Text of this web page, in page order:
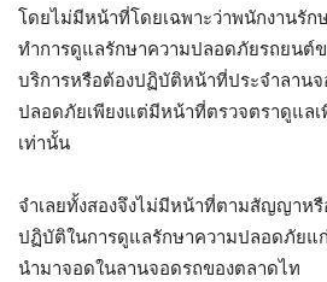
โดยไม่มีหน้าที่โดยเฉพาะว่าพนักงานรั
ทำการดูแลรักษาความปลอดภัยรถยนต์
บริการหรือต้องปฏิบัติหน้าที่ประจำลาน
ปลอดภัยเพียงแต่มีหน้าที่ตรวจตราดูแลเ
เท่านั้น
จำเลยทั้งสองจึงไม่มีหน้าที่ตามสัญญาห
ปฏิบัติในการดูแลรักษาความปลอดภัยแ
นำมาจอดในลานจอดรถของตลาดไท